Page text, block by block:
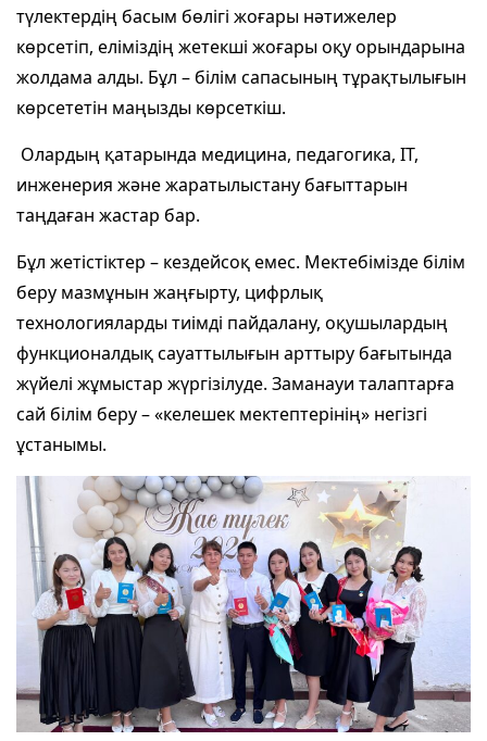
түлектердің басым бөлігі жоғары нәтижелер
көрсетіп, еліміздің жетекші жоғары оқу орындарына
жолдама алды. Бұл – білім сапасының тұрақтылығын
көрсететін маңызды көрсеткіш.
Олардың қатарында медицина, педагогика, IT,
инженерия және жаратылыстану бағыттарын
таңдаған жастар бар.
Бұл жетістіктер – кездейсоқ емес. Мектебімізде білім
беру мазмұнын жаңғырту, цифрлық
технологияларды тиімді пайдалану, оқушылардың
функционалдық сауаттылығын арттыру бағытында
жүйелі жұмыстар жүргізілуде. Заманауи талаптарға
сай білім беру – «келешек мектептерінің» негізгі
ұстанымы.